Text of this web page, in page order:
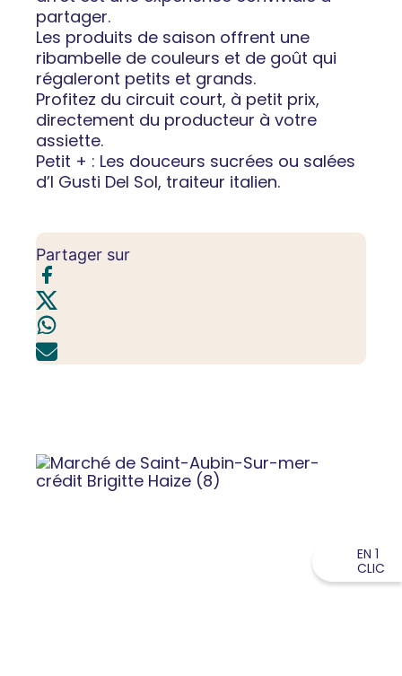
partager.
Les produits de saison offrent une
ribambelle de couleurs et de goût qui
régaleront petits et grands.
Profitez du circuit court, à petit prix,
directement du producteur à votre
assiette.
Petit + : Les douceurs sucrées ou salées
d’I Gusti Del Sol, traiteur italien.
Partager sur
EN 1
CLIC